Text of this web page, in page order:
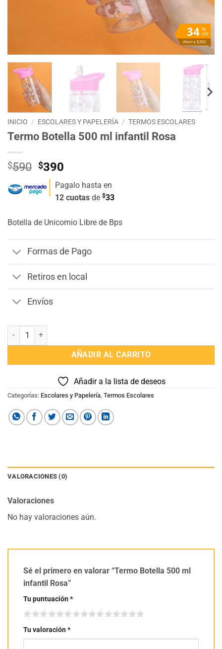
%
OFF
34
Ahorra $200
INICIO / ESCOLARES Y PAPELERÍA / TERMOS ESCOLARES
Termo Botella 500 ml infantil Rosa
$590 El
precio
original
era:
$390
precio
actual
es:
Pagalo hasta en
12 cuotas de $33
Botella de Unicornio Libre de Bps
Formas de Pago
Retiros en local
Envíos
Termo Botella 500 ml infantil Rosa cantidad
AÑADIR AL CARRITO
Añadir a la lista de deseos
Categorías: Escolares y Papelería Termos Escolares
VALORACIONES (0)
Valoraciones
No hay valoraciones aún.
Sé el primero en valorar “Termo Botella 500 ml
infantil Rosa”
Tu puntuación*
Tu valoración*